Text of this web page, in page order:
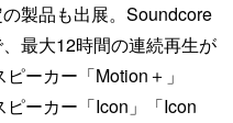
製品も出展。Soundcore
最大12時間の連続再生が
ーカー「Motion＋」
ーカー「Icon」「Icon